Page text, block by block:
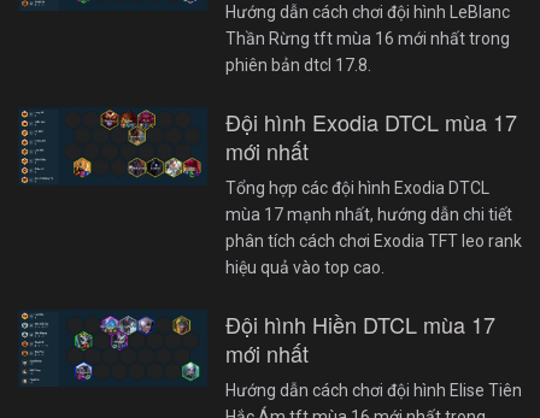
Hướng dẫn cách chơi đội hình LeBlanc
Thần Rừng tft mùa 16 mới nhất trong
phiên bản dtcl 17.8.
Đội hình Exodia DTCL mùa 17
mới nhất
Tổng hợp các đội hình Exodia DTCL
mùa 17 mạnh nhất, hướng dẫn chi tiết
phân tích cách chơi Exodia TFT leo rank
hiệu quả vào top cao.
Đội hình Hiền DTCL mùa 17
mới nhất
Hướng dẫn cách chơi đội hình Elise Tiên